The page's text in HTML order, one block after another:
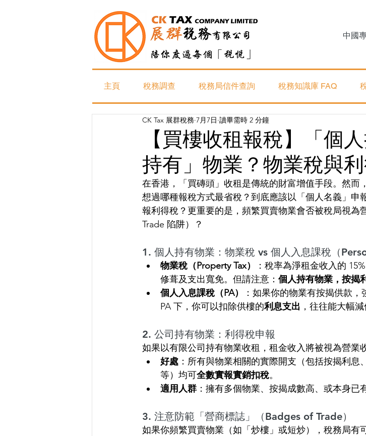
中國
主頁 稅務調查 稅務局信件查詢 稅務知識庫 FAQ
【買樓收租報稅】「個
持有」物業？物業稅與
CK Tax 展群稅務 7月7日 讀畢需時 2 分鐘
在香港，「買磚頭」收租是傳統的財富增值手段。然而
想過哪種報稅方式最省稅？到底應該以「個人名義」申
報利得稅？更重要的是，頻繁買賣物業會否被稅局視為
Trade 陷阱）？
1. 個人持有物業：物業稅 vs 個人入息課稅（
物業稅（Property Tax）
：稅率為淨租金收入的
修葺及支出寬免。但請注意： 個人持有物業，按揭
個人入息課稅（PA）
：如果你的物業有按揭供款
PA 下，你可以扣除供樓的利息支出 ，往往能大幅減
2. 公司持有物業：利得稅申報
如果以有限公司持有物業收租，租金收入將被視為營業
好處 ：所有與物業相關的實際開支（包括按揭利
等）均可全數實報實銷扣稅。
適用人群 ：擁有多個物業、按揭成數高、或本身已
3. 注意防範「營商標誌」（Badges of Trade）
如果你頻繁買賣物業（如「炒樓」或短炒），稅務局有